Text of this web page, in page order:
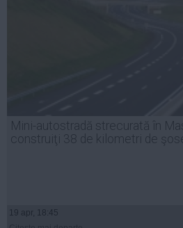
Mini-autostradă strecurată în
construiţi 38 de kilometri de
19 apr, 18:45